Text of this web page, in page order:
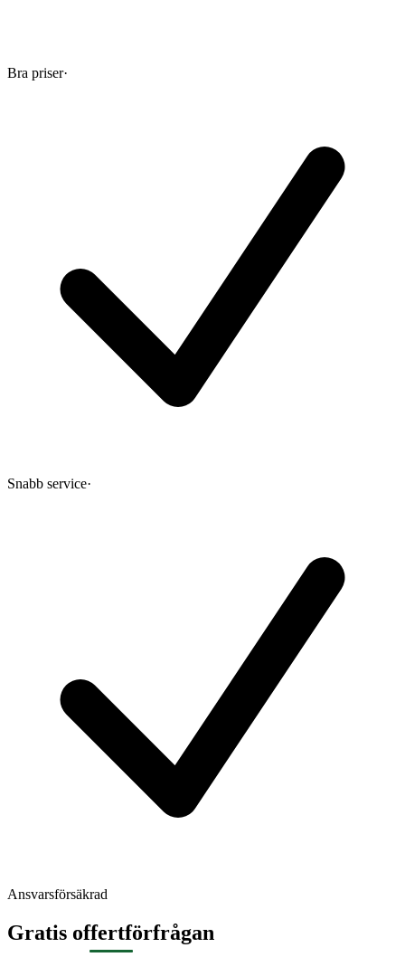
Bra priser·
Snabb service·
Ansvarsförsäkrad
Gratis offertförfrågan